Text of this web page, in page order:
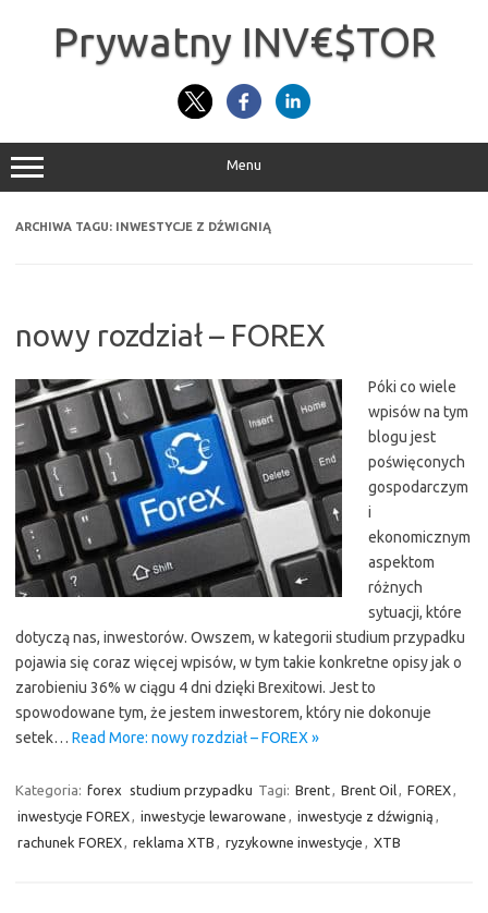
Prywatny INV€$TOR
Menu
ARCHIWA TAGU: INWESTYCJE Z DŹWIGNIĄ
nowy rozdział – FOREX
Póki co wiele
wpisów na tym
blogu jest
poświęconych
gospodarczym
i
ekonomicznym
aspektom
różnych
sytuacji, które
dotyczą nas, inwestorów. Owszem, w kategorii studium przypadku
pojawia się coraz więcej wpisów, w tym takie konkretne opisy jak o
zarobieniu 36% w ciągu 4 dni dzięki Brexitowi. Jest to
spowodowane tym, że jestem inwestorem, który nie dokonuje
setek… Read More: nowy rozdział – FOREX »
Kategoria: forex studium przypadku Tagi: Brent, Brent Oil, FOREX,
inwestycje FOREX, inwestycje lewarowane , inwestycje z dźwignią ,
rachunek FOREX, reklama XTB , ryzykowne inwestycje , XTB